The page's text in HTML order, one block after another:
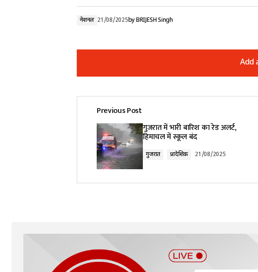
नेशनल 21/08/2025byBRIJESH Singh
Add
Add
Your email address will not be published.
Comment*
Previous Post
गुजरात में भारी बारिश का रेड अलर्ट,
हिमाचल में स्कूल बंद
गुजरात प्रादेशिक 21/08/2025